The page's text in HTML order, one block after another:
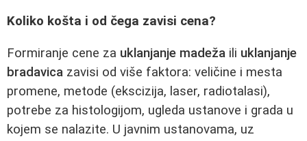
Koliko košta i od čega zavisi cena?
Formiranje cene za uklanjanje madeža ili uklanjanje
bradavica zavisi od više faktora: veličine i mesta
promene, metode (ekscizija, laser, radiotalasi),
potrebe za histologijom, ugleda ustanove i grada u
kojem se nalazite. U javnim ustanovama, uz